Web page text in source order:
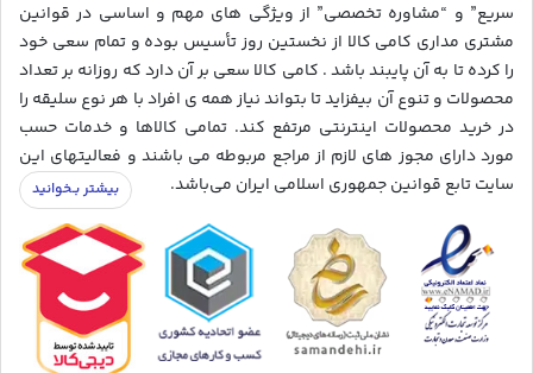
سریع” و “مشاوره تخصصی” از ویژگی های مهم و اساسی در قوانین
مشتری مداری کامی کالا از نخستین روز تأسیس بوده و تمام سعی خود
را کرده تا به آن پایبند باشد . کامی کالا سعی بر آن دارد که روزانه بر تعداد
محصولات و تنوع آن بیفزاید تا بتواند نیاز همه ی افراد با هر نوع سلیقه را
در خرید محصولات اینترنتی مرتفع کند. تمامی کالاها و خدمات حسب
مورد دارای مجوز های لازم از مراجع مربوطه می باشند و فعالیتهای این
سایت تابع قوانین جمهوری اسلامی ایران می‌باشد.